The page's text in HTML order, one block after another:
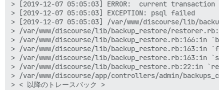
> [2019-12-07 05:05:03] ERROR:  current
> [2019-12-07 05:05:03] EXCEPTION: psql failed
> [2019-12-07 05:05:03] /var/www/discourse/lib/
> /var/www/discourse/lib/backup_restore/
> /var/www/discourse/lib/backup_restore.rb:166:in
> /var/www/discourse/lib/backup_restore.rb:163:in
> /var/www/discourse/lib/backup_restore.rb:163:in
> /var/www/discourse/lib/backup_restore.rb:22:in
> /var/www/discourse/app/controllers/admin/
> < 以降のトレースバック >